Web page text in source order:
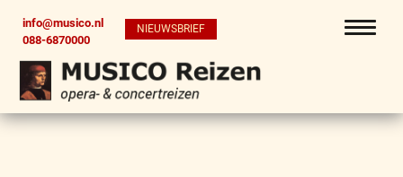
info@musico.nl
088-6870000
NIEUWSBRIEF